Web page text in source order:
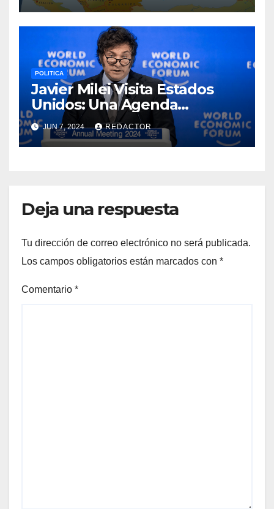
POLITICA
Javier Milei Visita Estados
Unidos: Una Agenda
Económica y Política
Ambiciosa
JUN 7, 2024 REDACTOR
Deja una respuesta
Tu dirección de correo electrónico no será publicada.
Los campos obligatorios están marcados con *
Comentario *